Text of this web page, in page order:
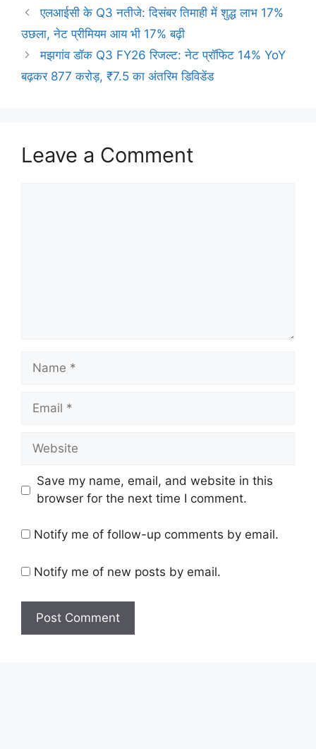
एलआईसी के Q3 नतीजे: दिसंबर तिमाही में शुद्ध लाभ 17%
उछला, नेट प्रीमियम आय भी 17% बढ़ी
मझगांव डॉक Q3 FY26 रिजल्ट: नेट प्रॉफिट 14% YoY
बढ़कर 877 करोड़, ₹7.5 का अंतरिम डिविडेंड
Leave a Comment
Name
Email
Website
Save my name, email, and website in this
browser for the next time I comment.
Notify me of follow-up comments by email.
Notify me of new posts by email.